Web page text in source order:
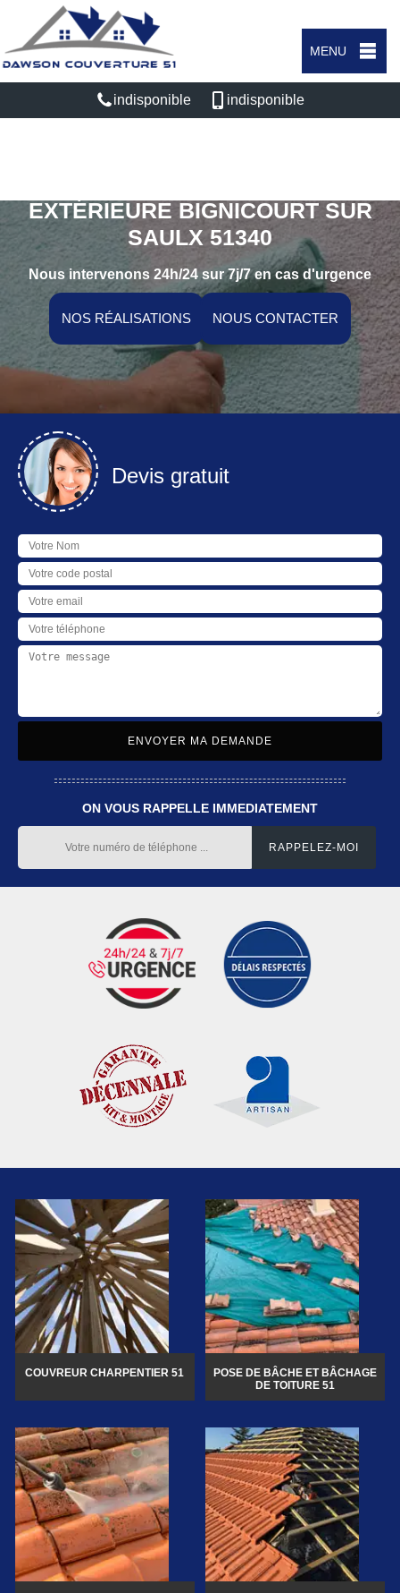
MENU
indisponible indisponible
EXTÉRIEURE BIGNICOURT SUR
SAULX 51340
Nous intervenons 24h/24 sur 7j/7 en cas d'urgence
NOS RÉALISATIONS NOUS CONTACTER
Devis gratuit
ON VOUS RAPPELLE IMMEDIATEMENT
COUVREUR CHARPENTIER 51
POSE DE BÂCHE ET BÂCHAGE
DE TOITURE 51